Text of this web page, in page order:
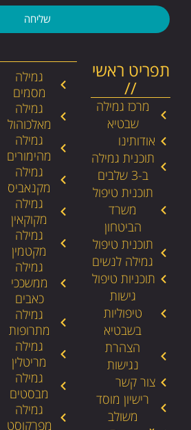
שליחה
תפריט ראשי
//
מרכז גמילה
שבטיא
אודותינו
תוכנית גמילה
ב-3 שלבים
תוכנית טיפול
משרד
הביטחון
תוכנית טיפול
גמילה לנשים
תוכניות טיפול
גישות
טיפוליות
בשבטיא
הצהרת
נגישות
צור קשר
רישיון מוסד
משולב
גמילה
מסמים
גמילה
מאלכוהול
גמילה
מהימורים
גמילה
מקנאביס
גמילה
מקוקאין
גמילה
מקטמין
גמילה
ממשככי
כאבים
גמילה
מתרופות
גמילה
מריטלין
גמילה
מבסטים
גמילה
מפרקוסט